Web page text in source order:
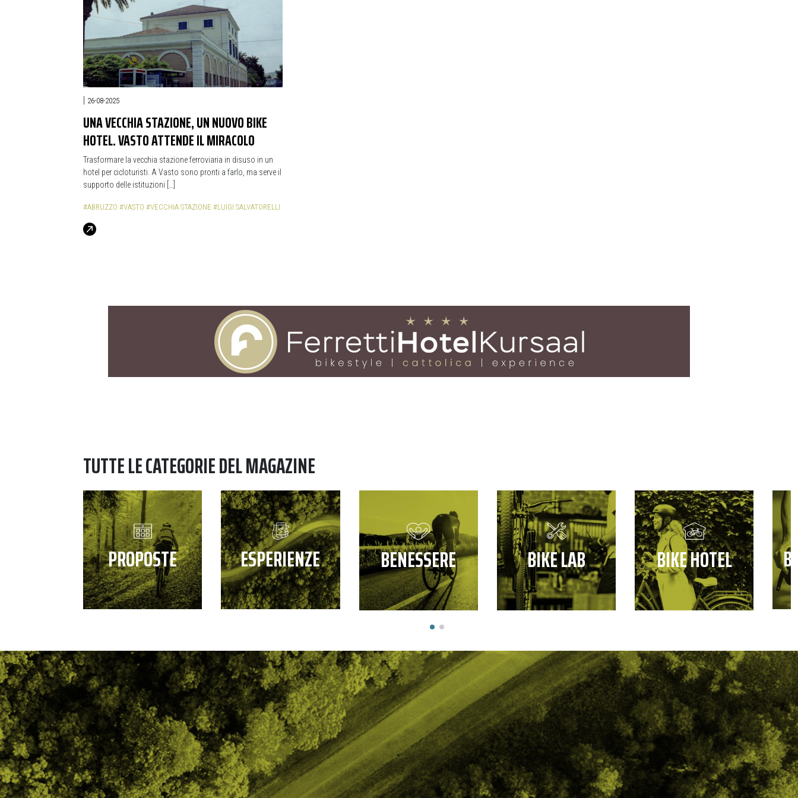
| 26-08-2025
UNA VECCHIA STAZIONE, UN NUOVO BIKE
HOTEL. VASTO ATTENDE IL MIRACOLO
Trasformare la vecchia stazione ferroviaria in disuso in un
hotel per cicloturisti. A Vasto sono pronti a farlo, ma serve il
supporto delle istituzioni […]
#ABRUZZO #VASTO #VECCHIA STAZIONE #LUIGI SALVATORELLI
TUTTE LE CATEGORIE DEL MAGAZINE
PROPOSTE ESPERIENZE BENESSERE BIKE LAB BIKE HOTEL